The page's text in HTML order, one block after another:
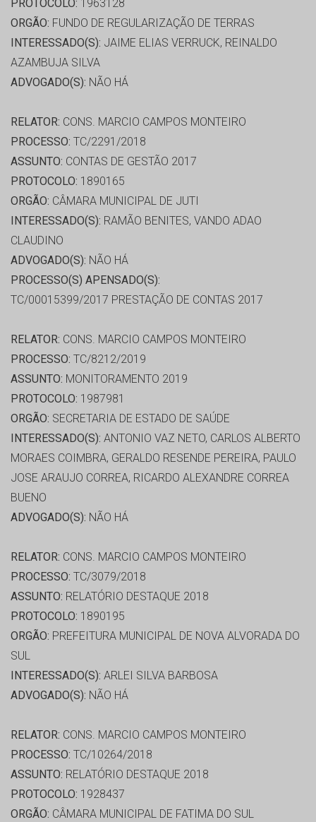
PROTOCOLO: 1963128
ORGÃO: FUNDO DE REGULARIZAÇÃO DE TERRAS
INTERESSADO(S): JAIME ELIAS VERRUCK, REINALDO
AZAMBUJA SILVA
ADVOGADO(S): NÃO HÁ
RELATOR: CONS. MARCIO CAMPOS MONTEIRO
PROCESSO: TC/2291/2018
ASSUNTO: CONTAS DE GESTÃO 2017
PROTOCOLO: 1890165
ORGÃO: CÂMARA MUNICIPAL DE JUTI
INTERESSADO(S): RAMÃO BENITES, VANDO ADAO
CLAUDINO
ADVOGADO(S): NÃO HÁ
PROCESSO(S) APENSADO(S):
TC/00015399/2017 PRESTAÇÃO DE CONTAS 2017
RELATOR: CONS. MARCIO CAMPOS MONTEIRO
PROCESSO: TC/8212/2019
ASSUNTO: MONITORAMENTO 2019
PROTOCOLO: 1987981
ORGÃO: SECRETARIA DE ESTADO DE SAÚDE
INTERESSADO(S): ANTONIO VAZ NETO, CARLOS ALBERTO
MORAES COIMBRA, GERALDO RESENDE PEREIRA, PAULO
JOSE ARAUJO CORREA, RICARDO ALEXANDRE CORREA
BUENO
ADVOGADO(S): NÃO HÁ
RELATOR: CONS. MARCIO CAMPOS MONTEIRO
PROCESSO: TC/3079/2018
ASSUNTO: RELATÓRIO DESTAQUE 2018
PROTOCOLO: 1890195
ORGÃO: PREFEITURA MUNICIPAL DE NOVA ALVORADA DO
SUL
INTERESSADO(S): ARLEI SILVA BARBOSA
ADVOGADO(S): NÃO HÁ
RELATOR: CONS. MARCIO CAMPOS MONTEIRO
PROCESSO: TC/10264/2018
ASSUNTO: RELATÓRIO DESTAQUE 2018
PROTOCOLO: 1928437
ORGÃO: CÂMARA MUNICIPAL DE FATIMA DO SUL